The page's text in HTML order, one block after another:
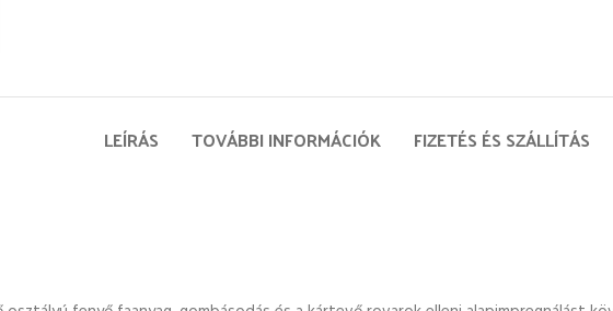
LEÍRÁS TOVÁBBI INFORMÁCIÓK FIZETÉS ÉS SZÁLLÍTÁS